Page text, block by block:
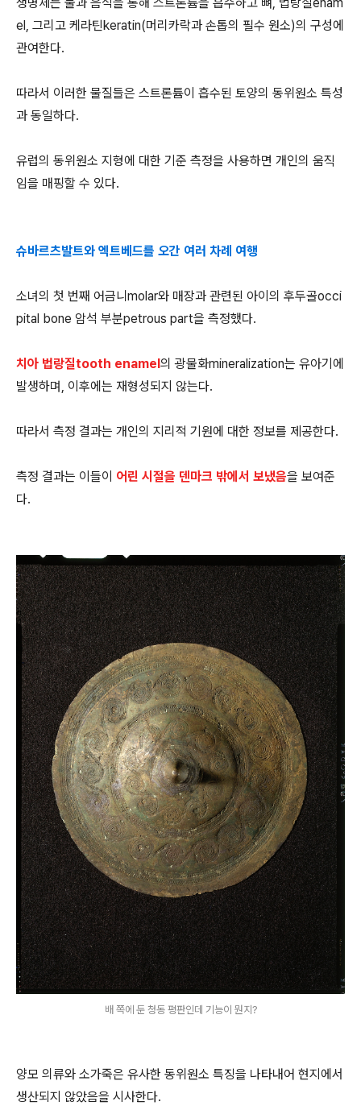
el, 그리고 케라틴keratin(머리카락과 손톱의 필수 원소)의 구성에
관여한다.
따라서 이러한 물질들은 스트론튬이 흡수된 토양의 동위원소 특성
과 동일하다.
유럽의 동위원소 지형에 대한 기준 측정을 사용하면 개인의 움직
임을 매핑할 수 있다.
슈바르츠발트와 엑트베드를 오간 여러 차례 여행
소녀의 첫 번째 어금니molar와 매장과 관련된 아이의 후두골occi
pital bone 암석 부분petrous part을 측정했다.
치아 법랑질tooth enamel의 광물화mineralization는 유아기에
발생하며, 이후에는 재형성되지 않는다.
따라서 측정 결과는 개인의 지리적 기원에 대한 정보를 제공한다.
측정 결과는 이들이 어린 시절을 덴마크 밖에서 보냈음을 보여준
다.
배 쪽에 둔 청동 평판인데 기능이 뭔지?
양모 의류와 소가죽은 유사한 동위원소 특징을 나타내어 현지에서
생산되지 않았음을 시사한다.